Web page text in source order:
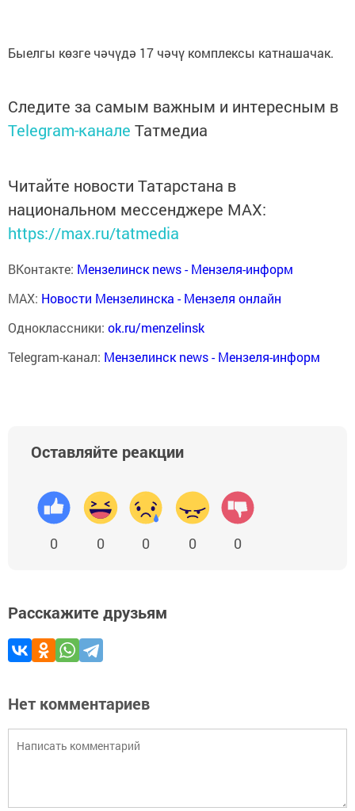
Быелгы көзге чәчүдә 17 чәчү комплексы катнашачак.
Следите за самым важным и интересным в
Telegram-канале Татмедиа
Читайте новости Татарстана в
национальном мессенджере MАХ:
https://max.ru/tatmedia
ВКонтакте: Мензелинск news - Мензеля-информ
MAX: Новости Мензелинска - Мензеля онлайн
Одноклассники: ok.ru/menzelinsk
Telegram-канал: Мензелинск news - Мензеля-информ
Оставляйте реакции
0 0 0 0 0
Расскажите друзьям
Нет комментариев